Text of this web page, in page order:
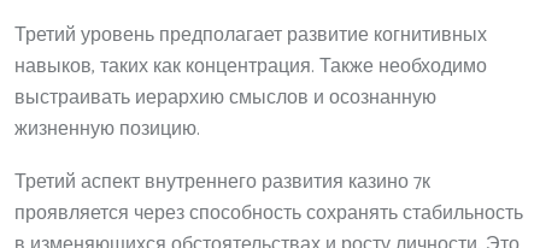
Третий уровень предполагает развитие когнитивных
навыков, таких как концентрация. Также необходимо
выстраивать иерархию смыслов и осознанную
жизненную позицию.
Третий аспект внутреннего развития казино 7к
проявляется через способность сохранять стабильность